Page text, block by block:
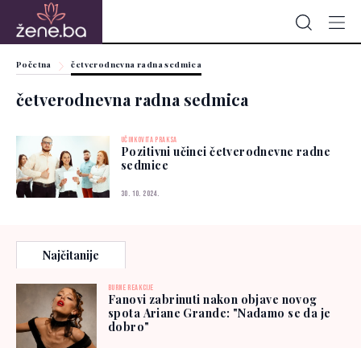
Početna četverodnevna radna sedmica
četverodnevna radna sedmica
UČINKOVITA PRAKSA
Pozitivni učinci četverodnevne radne
sedmice
30. 10. 2024.
Najčitanije
BURNE REAKCIJE
Fanovi zabrinuti nakon objave novog
spota Ariane Grande: "Nadamo se da je
dobro"